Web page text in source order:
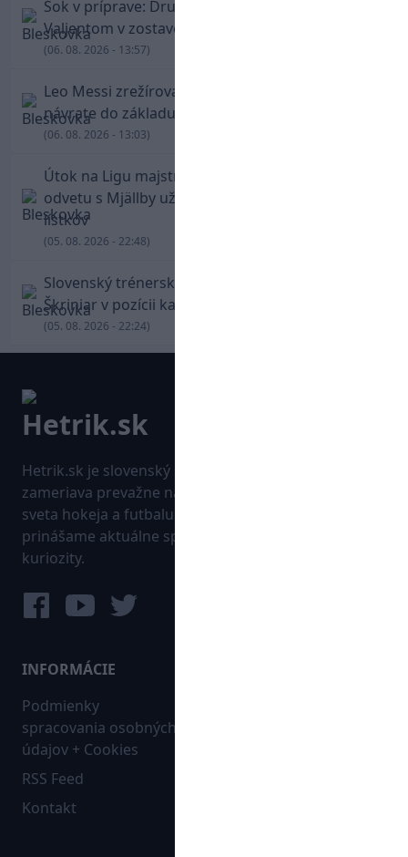
Šok v príprave: Druholigová Mallorca s
Valjentom v zostave zdolala PSG
(06. 08. 2026 - 13:57)
Leo Messi zrežíroval obrat Interu Miami, pri
návrate do základu strelil dva góly
(06. 08. 2026 - 13:03)
Útok na Ligu majstrov láka! Slovan hlási na
odvetu s Mjällby už viac ako 13-tisíc predaných
lístkov
(05. 08. 2026 - 22:48)
Slovenský trénerský súboj pre Borbélyho,
Škriniar v pozícii kapitána potiahol Fenerbahce
(05. 08. 2026 - 22:24)
Hetrik.sk je slovenský športový portál, ktorý sa
zameriava prevažne na najnovšie informácie zo
sveta hokeja a futbalu. Pravidelne na dennej báze
prinášame aktuálne správy, góly, zaujímavosti a
kuriozity.
INFORMÁCIE
Podmienky
spracovania osobných
údajov + Cookies
RSS Feed
Kontakt